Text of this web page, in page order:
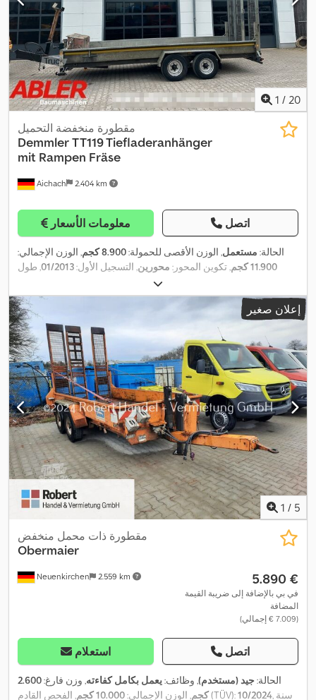
1 / 20
Aichach 2.404 km
مقطورة منخفضة التحميل
DemmlerTT119 Tiefladeranhänger
mit Rampen Fräse
معلومات الأسعار اتصل
الحالة: مستعمل, الوزن الأقصى للحمولة:8.900 كجم
, الوزن الإجمالي:
11.900 كجم
, تكوين المحور: محورين, التسجيل الأول:01/2013, طول
, عرض مساحة التحميل:
مساحة التحميل:400 مم ,
إعلان صغير
1 / 5
Neuenkirchen 2.559 km
مقطورة ذات محمل منخفض
Obermaier
‏5.890 €
في بي بالإضافة إلى ضريبة القيمة
المضافة
(‏7.009 € إجمالي)
استعلام اتصل
الحالة:جيد (مستخدم), وظائف:يعمل بكامل كفاءته, وزن فارغ:2.600
كجم, الوزن الإجمالي:10.000 كجم , الفحص القادم (TÜV):10/2024, سنة